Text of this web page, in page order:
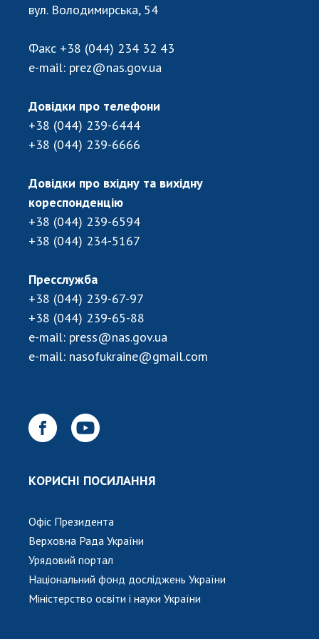
Відкрита наука в НАН України
Робота з молоддю
МІЖНАРОДНЕ СПІВРОБІТНИЦТВО
Членство в міжнародних організаціях
Міжнародні угоди
ДОКУМЕНТИ
Нормативні акти НАН України
Державний бюджет НАН України
Вибори до складу НАН України
Бланки документів
НОВИНИ
ЗАСІДАННЯ ПРЕЗИДІЇ НАН УКРАЇНИ
МЕДІА ПРО НАС
АКАДЕМІЯ КОМЕНТУЄ
КАБІНЕТ
вул. Володимирська, 54
Факс +38 (044) 234 32 43
e-mail: prez@nas.gov.ua
Довідки про телефони
+38 (044) 239-6444
+38 (044) 239-6666
Довідки про вхідну та вихідну
кореспонденцію
+38 (044) 239-6594
+38 (044) 234-5167
Пресслужба
+38 (044) 239-67-97
+38 (044) 239-65-88
e-mail: press@nas.gov.ua
e-mail: nasofukraine@gmail.com
КОРИСНІ ПОСИЛАННЯ
Офіс Президента
Верховна Рада України
Урядовий портал
Національний фонд досліджень України
Міністерство освіти і науки України